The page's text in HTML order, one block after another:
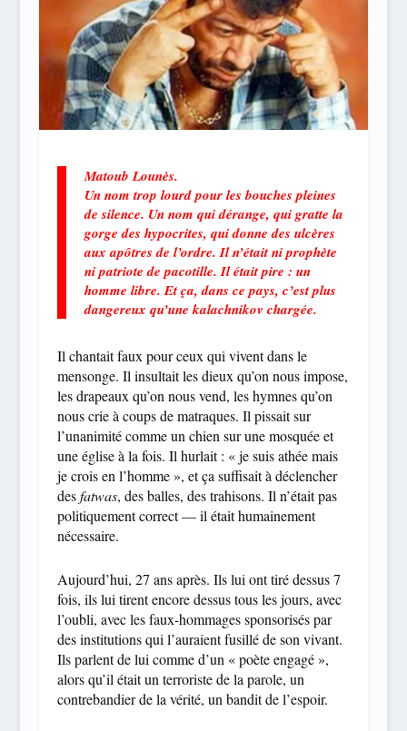
Matoub Lounès.
Un nom trop lourd pour les bouches pleines
de silence. Un nom qui dérange, qui gratte la
gorge des hypocrites, qui donne des ulcères
aux apôtres de l’ordre. Il n’était ni prophète
ni patriote de pacotille. Il était pire : un
homme libre. Et ça, dans ce pays, c’est plus
dangereux qu’une kalachnikov chargée.
Il chantait faux pour ceux qui vivent dans le
mensonge. Il insultait les dieux qu’on nous impose,
les drapeaux qu’on nous vend, les hymnes qu’on
nous crie à coups de matraques. Il pissait sur
l’unanimité comme un chien sur une mosquée et
une église à la fois. Il hurlait : « je suis athée mais
je crois en l’homme », et ça suffisait à déclencher
desfatwas, des balles, des trahisons. Il n’était pas
politiquement correct — il était humainement
nécessaire.
Aujourd’hui, 27 ans après. Ils lui ont tiré dessus 7
fois, ils lui tirent encore dessus tous les jours, avec
l’oubli, avec les faux-hommages sponsorisés par
des institutions qui l’auraient fusillé de son vivant.
Ils parlent de lui comme d’un « poète engagé »,
alors qu’il était un terroriste de la parole, un
contrebandier de la vérité, un bandit de l’espoir.